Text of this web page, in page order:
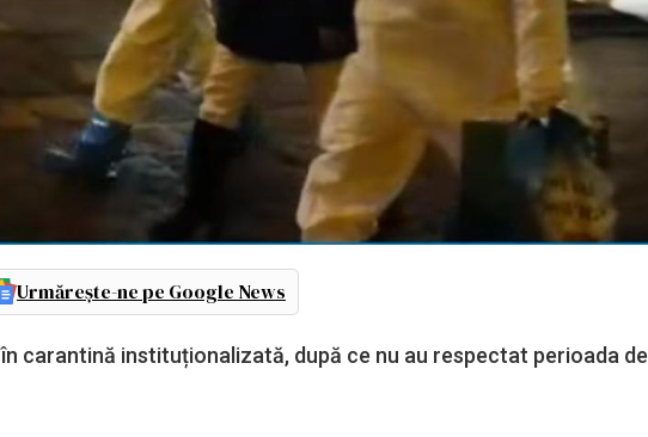
Urmărește-ne pe Google News
carantină instituționalizată, după ce nu au respectat perioada de